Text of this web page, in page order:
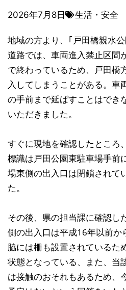
2026年7月8日 生活・安全
地域の方より、｢戸田橋親水
道路では、車両進入禁止区間
で終わっているため、戸田橋
入してしまうことがある。車
の手前まで延ばすことはでき
いただきました。
すぐに現地を確認したところ
標識は戸田公園東駐車場手前
場東側の出入口は閉鎖されて
た。
その後、県の担当課に確認し
側の出入口は平成16年以前か
脇には柵も設置されているた
状態となっている、また、当
は接触のおそれもあるため、